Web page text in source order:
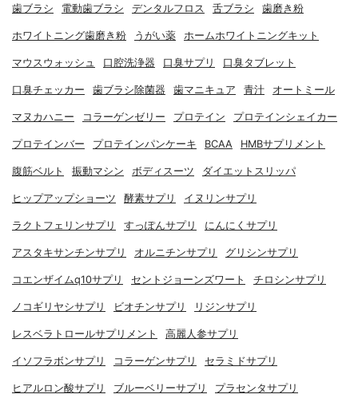
歯ブラシ 電動歯ブラシ デンタルフロス 舌ブラシ 歯磨き粉
ホワイトニング歯磨き粉 うがい薬 ホームホワイトニングキット
マウスウォッシュ 口腔洗浄器 口臭サプリ 口臭タブレット
口臭チェッカー 歯ブラシ除菌器 歯マニキュア 青汁 オートミール
マヌカハニー コラーゲンゼリー プロテイン プロテインシェイカー
プロテインバー プロテインパンケーキ BCAA HMBサプリメント
腹筋ベルト 振動マシン ボディスーツ ダイエットスリッパ
ヒップアップショーツ 酵素サプリ イヌリンサプリ
ラクトフェリンサプリ すっぽんサプリ にんにくサプリ
アスタキサンチンサプリ オルニチンサプリ グリシンサプリ
コエンザイムq10サプリ セントジョーンズワート チロシンサプリ
ノコギリヤシサプリ ビオチンサプリ リジンサプリ
レスベラトロールサプリメント 高麗人参サプリ
イソフラボンサプリ コラーゲンサプリ セラミドサプリ
ヒアルロン酸サプリ ブルーベリーサプリ プラセンタサプリ